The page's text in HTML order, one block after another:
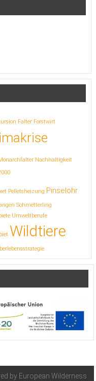
Falter Forstwirt
Nachhaltigkeit
Pelletsheizung Pinselohr
Schmetterling
Umweltberufe
Wildtiere
by European Wilderness